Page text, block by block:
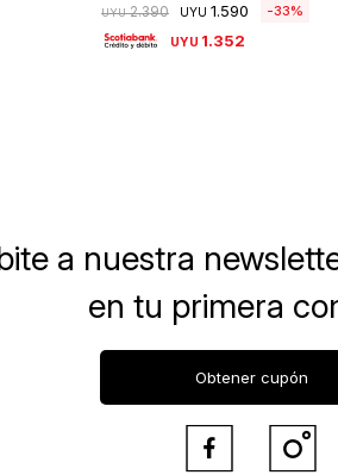
UYU 2.390 UYU 1.590 33
UYU 1.352
a nuestra
en tu primera
Obtener cupón
 